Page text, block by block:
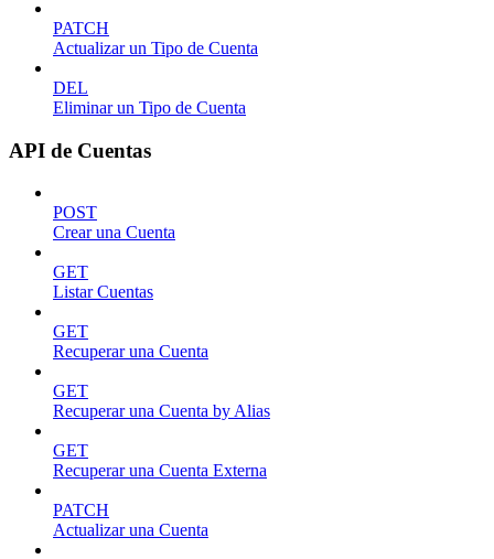
PATCH
Actualizar un Tipo de Cuenta
DEL
Eliminar un Tipo de Cuenta
API de Cuentas
POST
Crear una Cuenta
GET
Listar Cuentas
GET
Recuperar una Cuenta
GET
Recuperar una Cuenta by Alias
GET
Recuperar una Cuenta Externa
PATCH
Actualizar una Cuenta